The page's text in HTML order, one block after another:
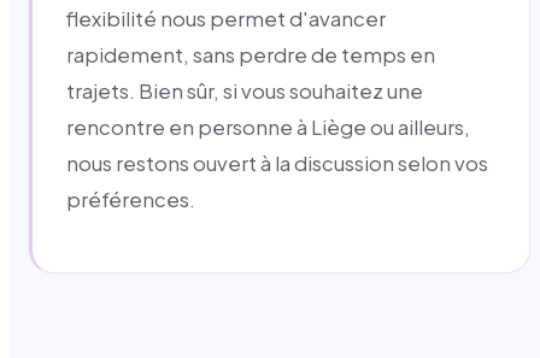
flexibilité nous permet d'avancer
rapidement, sans perdre de temps en
trajets. Bien sûr, si vous souhaitez une
rencontre en personne à Liège ou ailleurs,
nous restons ouvert à la discussion selon vos
préférences.